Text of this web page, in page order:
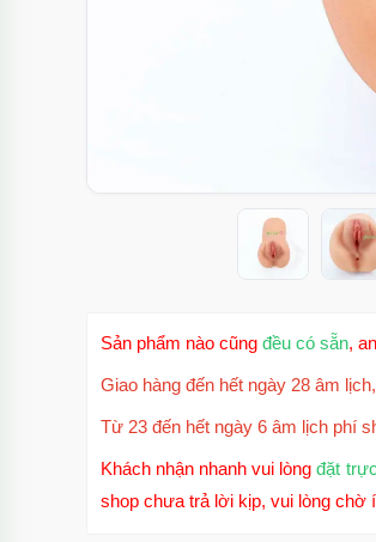
Sản phẩm nào cũng đều có sẵn,
Giao hàng đến hết ngày 28 âm
Từ 23 đến hết ngày 6 âm lịch phí
Khách nhận nhanh vui lòngđặt
shop chưa trả lời kịp, vui lòng chờ